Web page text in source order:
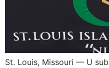
St. Louis, Missouri — U